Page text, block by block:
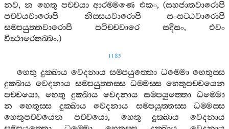
නව,න හෙතු පච‍්චයා ආරම‍්මණෙ එකං, (සහජාතවාරොපි
පච‍්චයවාරොපි
නිස‍්සයවාරොපි
සංසට‍්ඨවාරොපි
සම‍්පයුත‍්තවාරොපි
පටිච‍්චවාරෙ සදිසං, එවං
විත්‍ථාරෙතබ‍්බං.)
1185
හෙතු දුක‍්ඛාය වෙදනාය සම‍්පයුත‍්තො ධම‍්මො හෙතුස‍්ස
දුක‍්ඛාය වෙදනාය සම‍්පයුත‍්තස‍්ස ධම‍්මස‍්ස හෙතුපච‍්චයෙන
පච‍්චයො, හෙතු දුක‍්ඛාය වෙදනාය සම‍්පයුත‍්තො ධම‍්මො
න
හෙතුස‍්ස දුක‍්ඛාය වෙදනාය සම‍්පයුත‍්තස‍්ස
ධම‍්මස‍්ස
හෙතුපච‍්චයෙන
පච‍්චයො, හෙතු දුක‍්ඛාය
වෙදනාය